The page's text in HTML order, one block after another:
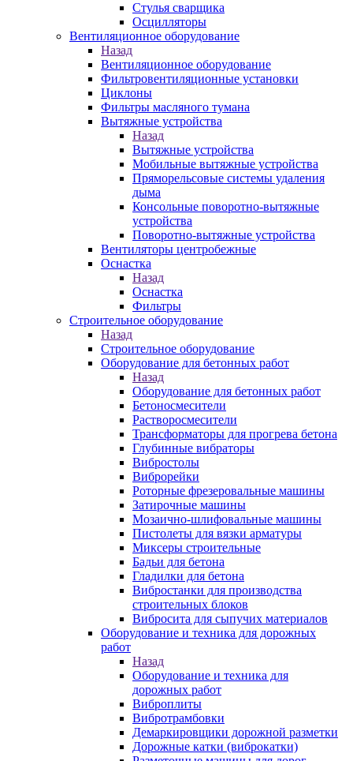
Стулья сварщика
Осцилляторы
Вентиляционное оборудование
Назад
Вентиляционное оборудование
Фильтровентиляционные установки
Циклоны
Фильтры масляного тумана
Вытяжные устройства
Назад
Вытяжные устройства
Мобильные вытяжные устройства
Пряморельсовые системы удаления
дыма
Консольные поворотно-вытяжные
устройства
Поворотно-вытяжные устройства
Вентиляторы центробежные
Оснастка
Назад
Оснастка
Фильтры
Строительное оборудование
Назад
Строительное оборудование
Оборудование для бетонных работ
Назад
Оборудование для бетонных работ
Бетоносмесители
Растворосмесители
Трансформаторы для прогрева бетона
Глубинные вибраторы
Вибростолы
Виброрейки
Роторные фрезеровальные машины
Затирочные машины
Мозаично-шлифовальные машины
Пистолеты для вязки арматуры
Миксеры строительные
Бадьи для бетона
Гладилки для бетона
Вибростанки для производства
строительных блоков
Вибросита для сыпучих материалов
Оборудование и техника для дорожных
работ
Назад
Оборудование и техника для
дорожных работ
Виброплиты
Вибротрамбовки
Демаркировщики дорожной разметки
Дорожные катки (виброкатки)